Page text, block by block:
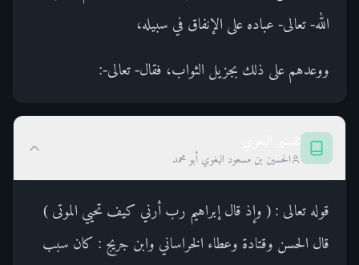
الله- تعالى- عباده على الإنفاق في سبيله،
ووعدهم على ذلك بجزيل الثواب، فقال- تعالى-:
الحسين بن مسعود البغوي أبو محمد
قوله تعالى : ( وإذ قال إبراهيم رب أرني كيف تحيي الموتى )
قال الحسن وقتادة وعطاء الخراساني وابن جريج : كان سبب